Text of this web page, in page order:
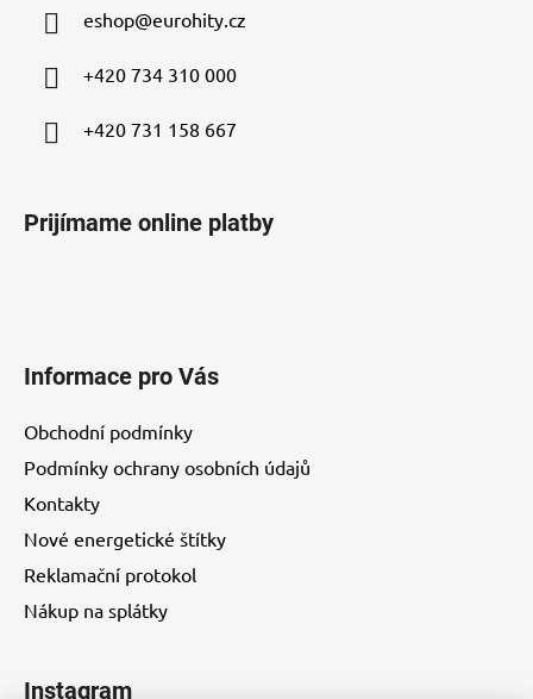
eshop@eurohity.cz
+420 734 310 000
+420 731 158 667
Prijímame online platby
Informace pro Vás
Obchodní podmínky
Podmínky ochrany osobních údajů
Kontakty
Nové energetické štítky
Reklamační protokol
Nákup na splátky
Instagram